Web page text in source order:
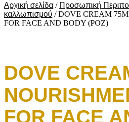
Αρχική σελίδα / Προσωπική
καλλωπισμού / DOVE CREAM
FOR FACE AND BODY (ΡΟΖ)
DOVE
FOR FACE